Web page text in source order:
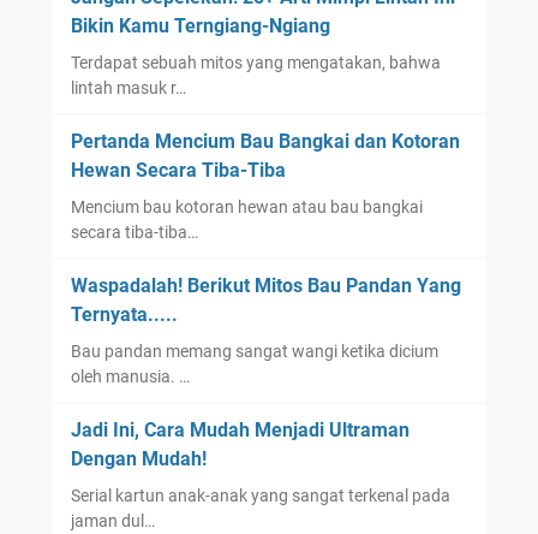
Bikin Kamu Terngiang-Ngiang
Terdapat sebuah mitos yang mengatakan, bahwa
lintah masuk r…
Pertanda Mencium Bau Bangkai dan Kotoran
Hewan Secara Tiba-Tiba
Mencium bau kotoran hewan atau bau bangkai
secara tiba-tiba…
Waspadalah! Berikut Mitos Bau Pandan Yang
Ternyata.....
Bau pandan memang sangat wangi ketika dicium
oleh manusia. …
Jadi Ini, Cara Mudah Menjadi Ultraman
Dengan Mudah!
Serial kartun anak-anak yang sangat terkenal pada
jaman dul…